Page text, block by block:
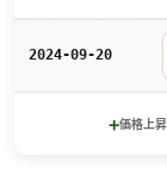
2024-09-20
+価格上昇